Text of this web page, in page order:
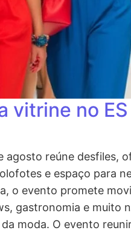
vitrine no
agosto reúne desfiles,
e espaço para
o evento promete
gastronomia e
moda. O evento